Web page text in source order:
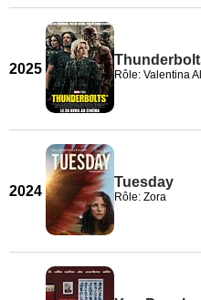
2025 Rôle: Valentina
2024
Tuesday
Rôle: Zora